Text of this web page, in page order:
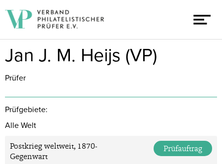
Jan J. M. Heijs (VP)
Prüfer
Prüfgebiete:
Alle Welt
Postkrieg weltweit, 1870-
Gegenwart
Prüfauftrag